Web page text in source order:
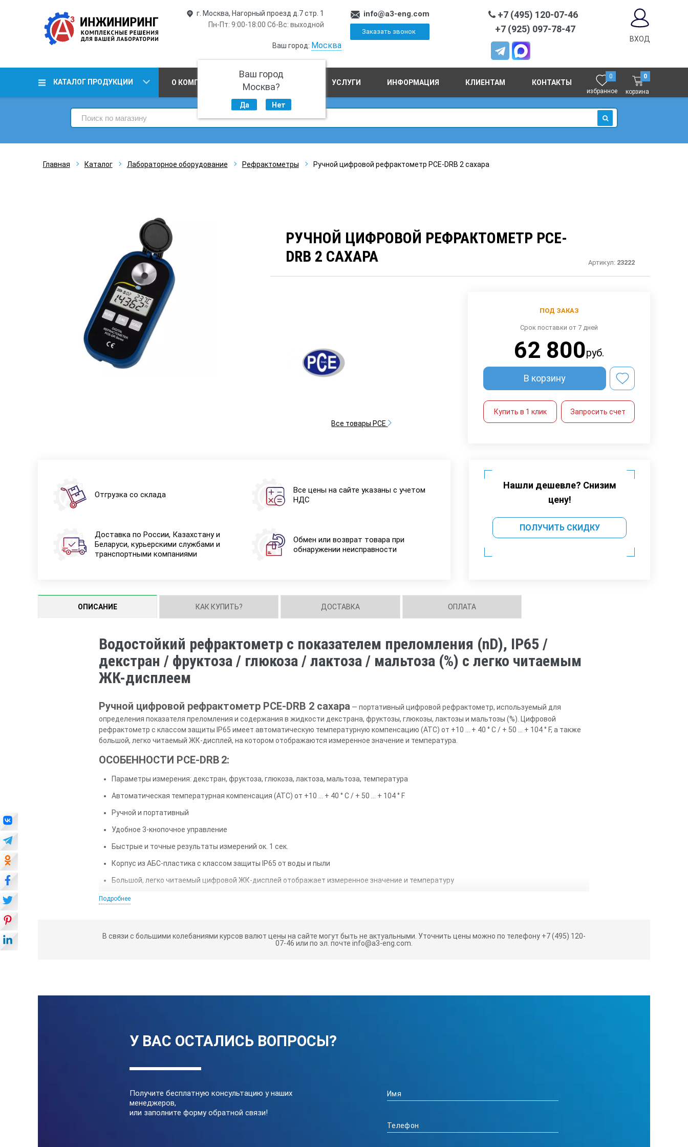
г. Москва, Нагорный проезд д.7 стр. 1
Пн-Пт: 9:00-18:00 Сб-Вс: выходной
Ваш город: Москва
Ваш город
Москва?
Да Нет
info@a3-eng.com
Заказать звонок
+7 (495) 120-07-46
+7 (925) 097-78-47
ВХОД
КАТАЛОГ ПРОДУКЦИИ О КОМПАНИИ ПРОИЗВОДСТВО УСЛУГИ ИНФОРМАЦИЯ КЛИЕНТАМ КОНТАКТЫ
0
избранное
0
корзина
ИСКАТЬ
Главная Каталог Лабораторное оборудование Рефрактометры Ручной цифровой рефрактометр PCE-DRB 2 сахара
РУЧНОЙ ЦИФРОВОЙ РЕФРАКТОМЕТР PCE-
DRB 2 САХАРА
Артикул: 23222
Все товары PCE
ПОД ЗАКАЗ
Срок поставки от 7 дней
62 800руб.
В корзину
Купить в 1 клик Запросить счет
Отгрузка со склада
Все цены на сайте указаны с учетом
НДС
Доставка по России, Казахстану и
Беларуси, курьерскими службами и
транспортными компаниями
Обмен или возврат товара при
обнаружении неисправности
Нашли дешевле? Снизим
цену!
ПОЛУЧИТЬ СКИДКУ
ОПИСАНИЕ КАК КУПИТЬ? ДОСТАВКА ОПЛАТА
Водостойкий рефрактометр с показателем преломления (nD), IP65 /
декстран / фруктоза / глюкоза / лактоза / мальтоза (%) с легко читаемым
ЖК-дисплеем
Ручной цифровой рефрактометр PCE-DRB 2 сахара — портативный цифровой рефрактометр, используемый для
определения показателя преломления и содержания в жидкости декстрана, фруктозы, глюкозы, лактозы и мальтозы (%). Цифровой
рефрактометр с классом защиты IP65 имеет автоматическую температурную компенсацию (ATC) от +10 … + 40 ° C / + 50 … + 104 ° F, а также
большой, легко читаемый ЖК-дисплей, на котором отображаются измеренное значение и температура.
ОСОБЕННОСТИ PCE-DRB 2:
Параметры измерения: декстран, фруктоза, глюкоза, лактоза, мальтоза, температура
Автоматическая температурная компенсация (ATC) от +10 … + 40 ° C / + 50 … + 104 ° F
Ручной и портативный
Удобное 3-кнопочное управление
Быстрые и точные результаты измерений ок. 1 сек.
Корпус из АБС-пластика с классом защиты IP65 от воды и пыли
Большой, легко читаемый цифровой ЖК-дисплей отображает измеренное значение и температуру
Средняя функция измеряет одну и ту же выборку 15 раз и отображает среднее значение.
Внутренний источник света для повышения точности
Небольшой жидкий образец размером всего от 4 до 5 капель
Размер образца
Подробнее
В связи с большими колебаниями курсов валют цены на сайте могут быть не актуальными. Уточнить цены можно по телефону +7 (495) 120-
07-46 или по эл. почте info@a3-eng.com.
У ВАС ОСТАЛИСЬ ВОПРОСЫ?
Получите бесплатную консультацию у наших
менеджеров,
или заполните форму обратной связи!